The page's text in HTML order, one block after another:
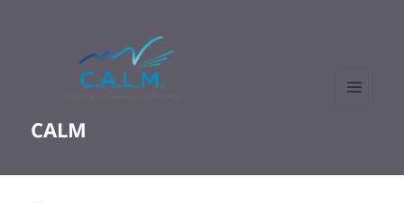
CALM